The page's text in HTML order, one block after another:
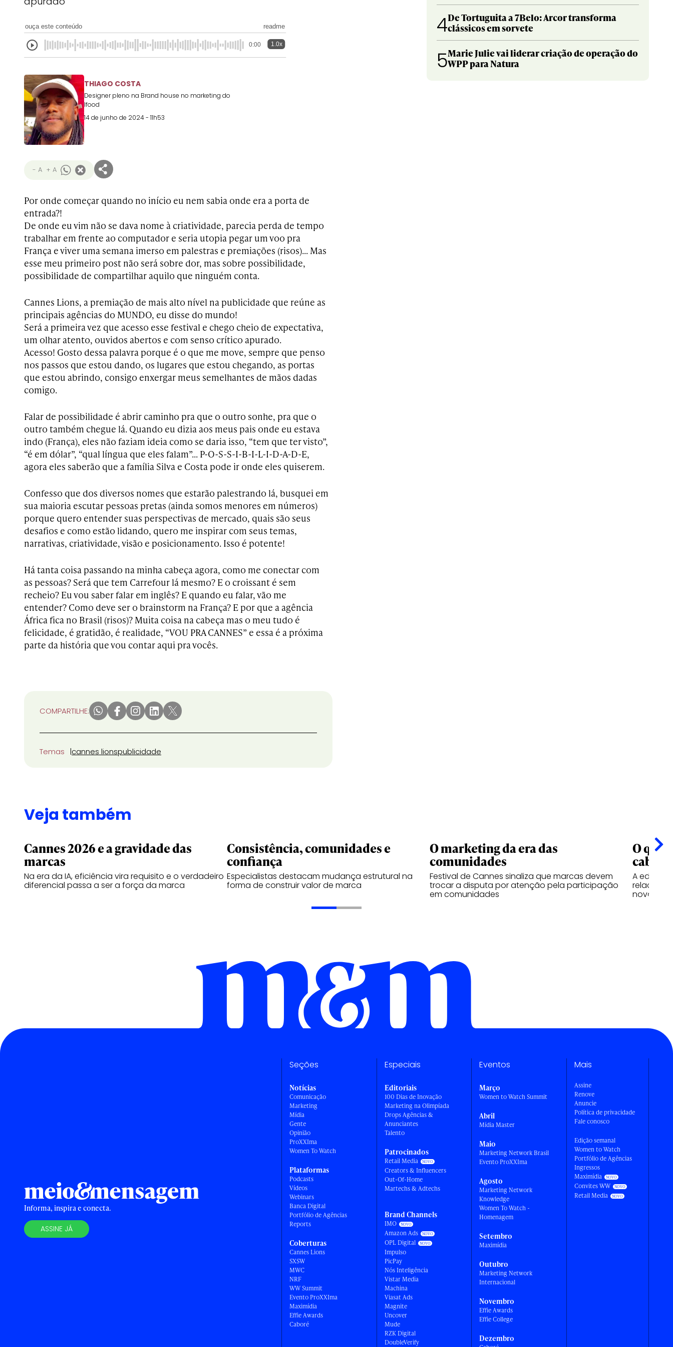
ouça este conteúdo readme
0:00 1.0x
THIAGO COSTA
Designer pleno na Brand house no marketing do
Ifood
14 de junho de 2024 - 11h53
- A + A
Por onde começar quando no início eu nem sabia onde era a porta de
entrada?!
De onde eu vim não se dava nome à criatividade, parecia perda de tempo
trabalhar em frente ao computador e seria utopia pegar um voo pra
França e viver uma semana imerso em palestras e premiações (risos)… Mas
esse meu primeiro post não será sobre dor, mas sobre possibilidade,
possibilidade de compartilhar aquilo que ninguém conta.
Cannes Lions, a premiação de mais alto nível na publicidade que reúne as
principais agências do MUNDO, eu disse do mundo!
Será a primeira vez que acesso esse festival e chego cheio de expectativa,
um olhar atento, ouvidos abertos e com senso crítico apurado.
Acesso! Gosto dessa palavra porque é o que me move, sempre que penso
nos passos que estou dando, os lugares que estou chegando, as portas
que estou abrindo, consigo enxergar meus semelhantes de mãos dadas
comigo.
Falar de possibilidade é abrir caminho pra que o outro sonhe, pra que o
outro também chegue lá. Quando eu dizia aos meus pais onde eu estava
indo (França), eles não faziam ideia como se daria isso, “tem que ter visto”,
“é em dólar”, “qual língua que eles falam”… P-O-S-S-I-B-I-L-I-D-A-D-E,
agora eles saberão que a família Silva e Costa pode ir onde eles quiserem.
Confesso que dos diversos nomes que estarão palestrando lá, busquei em
sua maioria escutar pessoas pretas (ainda somos menores em números)
porque quero entender suas perspectivas de mercado, quais são seus
desafios e como estão lidando, quero me inspirar com seus temas,
narrativas, criatividade, visão e posicionamento. Isso é potente!
Há tanta coisa passando na minha cabeça agora, como me conectar com
as pessoas? Será que tem Carrefour lá mesmo? E o croissant é sem
recheio? Eu vou saber falar em inglês? E quando eu falar, vão me
entender? Como deve ser o brainstorm na França? E por que a agência
África fica no Brasil (risos)? Muita coisa na cabeça mas o meu tudo é
felicidade, é gratidão, é realidade, “VOU PRA CANNES” e essa é a próxima
parte da história que vou contar aqui pra vocês.
COMPARTILHE:
Temas cannes lionspublicidade
4De Tortuguita a 7Belo: Arcor transforma
clássicos em sorvete
5Marie Julie vai liderar criação de operação do
WPP para Natura
Veja também
Cannes 2026 e a gravidade das
marcas
Na era da IA, eficiência vira requisito e o verdadeiro
diferencial passa a ser a força da marca
Consistência, comunidades e
confiança
Especialistas destacam mudança estrutural na
forma de construir valor de marca
O marketing da era das
comunidades
Festival de Cannes sinaliza que marcas devem
trocar a disputa por atenção pela participação
em comunidades
O que
cabe
A edição
nova
Informa, inspira e conecta.
ASSINE JÁ
Seções
Notícias
Comunicação
Marketing
Mídia
Gente
Opinião
ProXXIma
Women To Watch
Plataformas
Podcasts
Vídeos
Webinars
Banca Digital
Portfólio de Agências
Reports
Coberturas
Cannes Lions
SXSW
MWC
NRF
WW Summit
Evento ProXXIma
Maximídia
Effie Awards
Caboré
Especiais
Editoriais
100 Dias de Inovação
Marketing na Olimpíada
Drops Agências &
Anunciantes
Talento
Patrocinados
Retail Media
Creators & Influencers
Out-Of-Home
Martechs & Adtechs
Brand Channels
IMO
Amazon Ads
OPL Digital
Impulso
PicPay
Nós Inteligência
Vistar Media
Machina
Viasat Ads
Magnite
Uncover
Mude
RZK Digital
DoubleVerify
Eventos
Março
Women to Watch Summit
Abril
Mídia Master
Maio
Marketing Network Brasil
Evento ProXXIma
Agosto
Marketing Network
Knowledge
Women To Watch -
Homenagem
Setembro
Maximídia
Outubro
Marketing Network
Internacional
Novembro
Effie Awards
Effie College
Dezembro
Mais
Assine
Renove
Anuncie
Política de privacidade
Fale conosco
Edição semanal
Women to Watch
Portfólio de Agências
Ingressos
Maximídia
Convites WW
Retail Media